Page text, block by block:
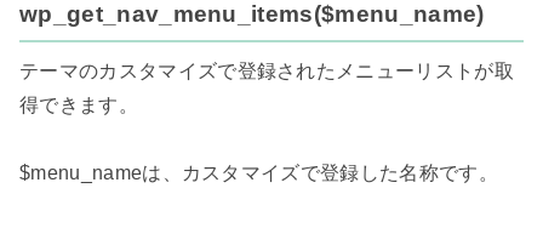
wp_get_nav_menu_items($menu_name)
テーマのカスタマイズで登録されたメニューリストが取
得できます。
$menu_nameは、カスタマイズで登録した名称です。